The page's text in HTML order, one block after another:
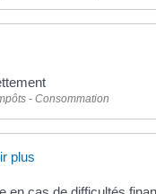
- Consommation
plus